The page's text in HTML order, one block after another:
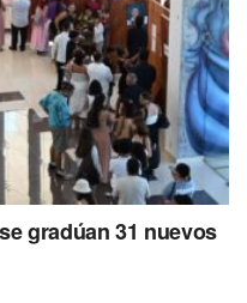
Laura Beristain
gradúan 31 nuevos